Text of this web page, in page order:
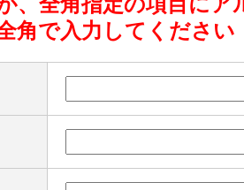
角で入力してください